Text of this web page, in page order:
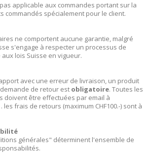
applicable aux commandes portant sur la
commandés spécialement pour le client.
ne comportent aucune garantie, malgré
s'engage à respecter un processus de
lois Suisse en vigueur.
avec une erreur de livraison, un produit
de retour est obligatoire. Toutes les
doivent être effectuées par email à
les frais de retours (maximum CHF100.-) sont à
générales" déterminent l'ensemble de